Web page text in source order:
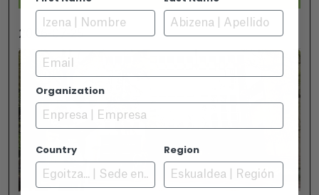
2026-07-25
Email
Organization
Country Region